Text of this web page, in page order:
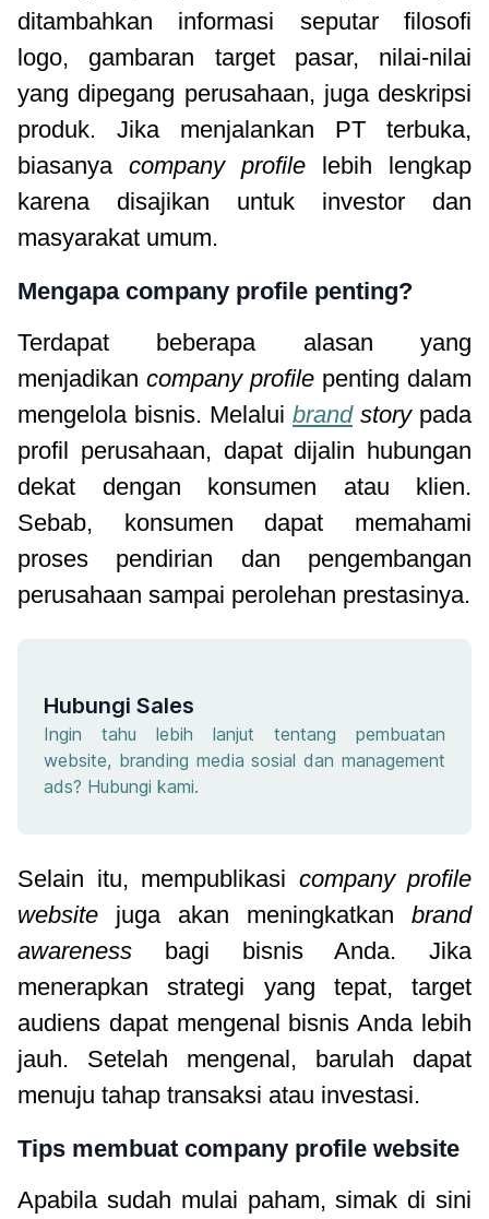
ditambahkan informasi seputar filosofi
logo, gambaran target pasar, nilai-nilai
yang dipegang perusahaan, juga deskripsi
produk. Jika menjalankan PT terbuka,
biasanya company profile lebih lengkap
karena disajikan untuk investor dan
masyarakat umum.
Mengapa company profile penting?
Terdapat beberapa alasan yang
menjadikan company profile penting dalam
mengelola bisnis. Melalui brandstory pada
profil perusahaan, dapat dijalin hubungan
dekat dengan konsumen atau klien.
Sebab, konsumen dapat memahami
proses pendirian dan pengembangan
perusahaan sampai perolehan prestasinya.
Hubungi Sales
Ingin tahu lebih lanjut tentang pembuatan
website, branding media sosial dan management
ads? Hubungi kami.
Selain itu, mempublikasi company profile
website juga akan meningkatkan brand
awareness bagi bisnis Anda. Jika
menerapkan strategi yang tepat, target
audiens dapat mengenal bisnis Anda lebih
jauh. Setelah mengenal, barulah dapat
menuju tahap transaksi atau investasi.
Tips membuat company profile website
Apabila sudah mulai paham, simak di sini